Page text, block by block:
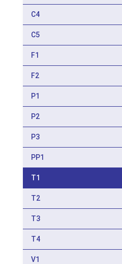
C4
C5
F1
F2
P1
P2
P3
PP1
T1
T2
T3
T4
V1